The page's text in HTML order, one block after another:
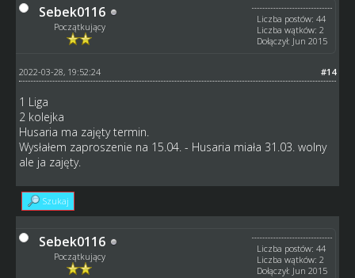
Sebek0116
Początkujący
Liczba postów: 44
Liczba wątków: 2
Dołączył: Jun 2015
#14
2022-03-28, 19:52:24
1 Liga
2 kolejka
Husaria ma zajęty termin.
Wysłałem zaproszenie na 15.04. - Husaria miała 31.03. wolny
ale ja zajęty.
Szukaj
Sebek0116
Początkujący
Liczba postów: 44
Liczba wątków: 2
Dołączył: Jun 2015